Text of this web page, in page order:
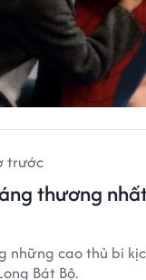
trước
thương
những cao thủ bi
Bát Bộ.